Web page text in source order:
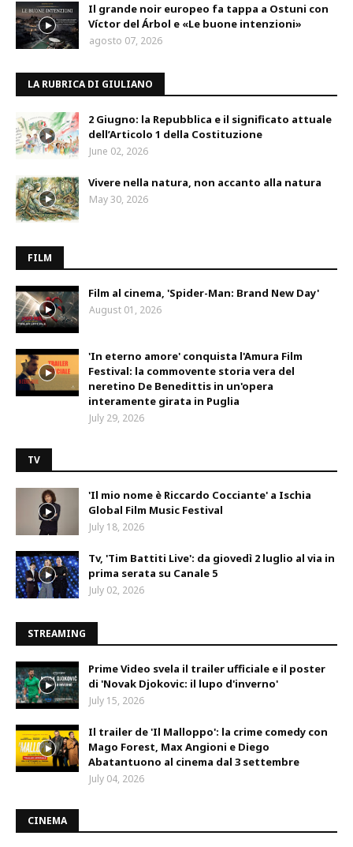
Il grande noir europeo fa tappa a Ostuni con
Víctor del Árbol e «Le buone intenzioni»
agosto 07, 2026
LA RUBRICA DI GIULIANO
2 Giugno: la Repubblica e il significato attuale
dell’Articolo 1 della Costituzione
June 02, 2026
Vivere nella natura, non accanto alla natura
May 30, 2026
FILM
Film al cinema, 'Spider-Man: Brand New Day'
August 01, 2026
'In eterno amore' conquista l'Amura Film
Festival: la commovente storia vera del
neretino De Benedittis in un'opera
interamente girata in Puglia
July 29, 2026
TV
'Il mio nome è Riccardo Cocciante' a Ischia
Global Film Music Festival
July 18, 2026
Tv, 'Tim Battiti Live': da giovedì 2 luglio al via in
prima serata su Canale 5
July 02, 2026
STREAMING
Prime Video svela il trailer ufficiale e il poster
di 'Novak Djokovic: il lupo d'inverno'
July 15, 2026
Il trailer de 'Il Malloppo': la crime comedy con
Mago Forest, Max Angioni e Diego
Abatantuono al cinema dal 3 settembre
July 04, 2026
CINEMA